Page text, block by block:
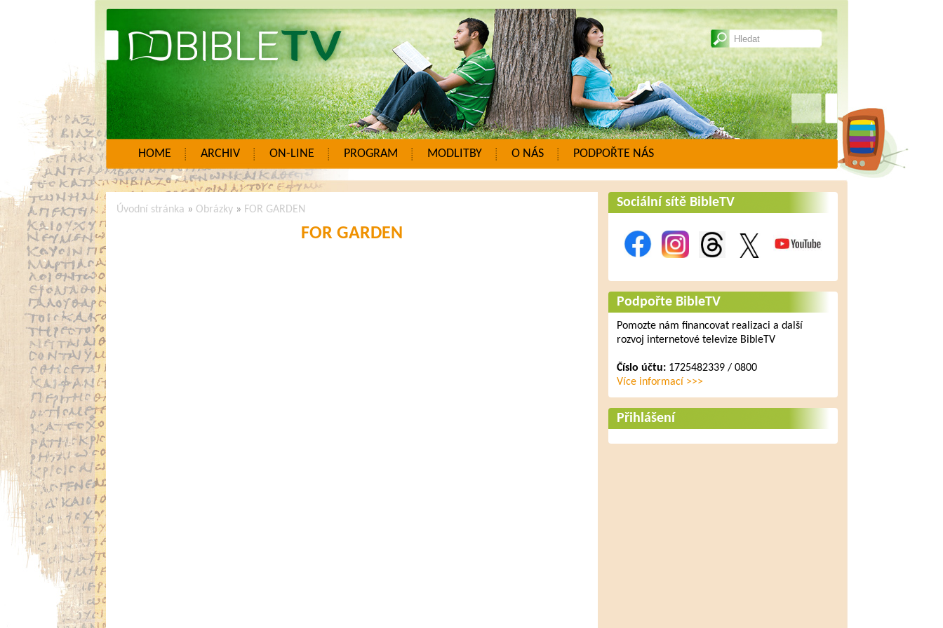
HOME ARCHIV ON-LINE PROGRAM MODLITBY O NÁS PODPOŘTE NÁS
Úvodní stránka » Obrázky» FOR GARDEN
FOR GARDEN
Sociální sítě BibleTV
Podpořte BibleTV
Pomozte nám financovat realizaci a další
rozvoj internetové televize BibleTV
Číslo účtu:1725482339 / 0800
Více informací >>>
Přihlášení